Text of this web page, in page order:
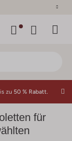
zu 50 % Rabatt.
für